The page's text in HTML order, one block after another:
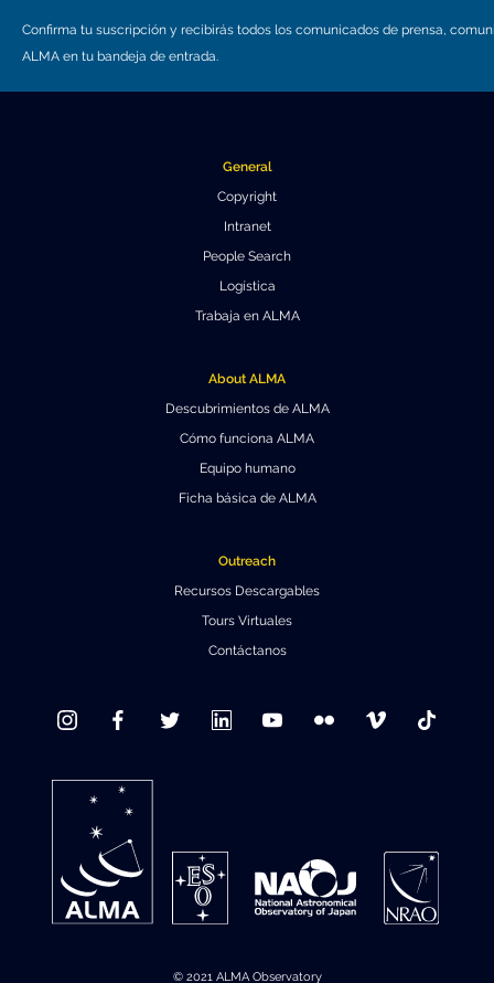
Confirma tu suscripción y recibirás todos los comunicados de prensa,
ALMA en tu bandeja de entrada.
General
Copyright
Intranet
People Search
Logística
Trabaja en ALMA
About ALMA
Descubrimientos de ALMA
Cómo funciona ALMA
Equipo humano
Ficha básica de ALMA
Outreach
Recursos Descargables
Tours Virtuales
Contáctanos
© 2021 ALMA Observatory